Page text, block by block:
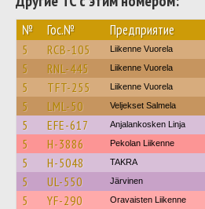
№ Гос.№ Предприятие
5 RCB-105 Liikenne Vuorela
5 RNL-445 Liikenne Vuorela
5 TFT-255 Liikenne Vuorela
5 LML-50 Veljekset Salmela
5 EFE-617 Anjalankosken Linja
5 H-3886 Pekolan Liikenne
5 H-5048 TAKRA
5 UL-550 Järvinen
5 YF-290 Oravaisten Liikenne